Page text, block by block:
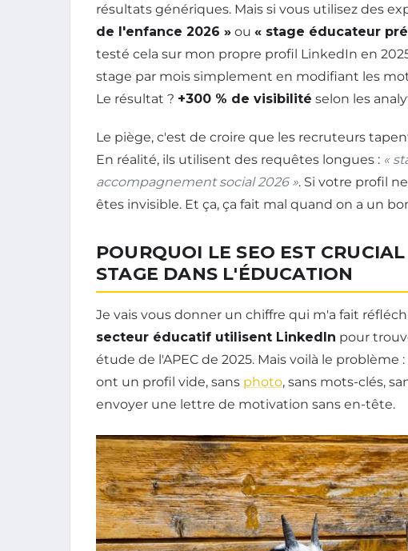
résultats génériques. Mais si vous utilisez des
de l'enfance 2026 » ou « stage éducateur
testé cela sur mon propre profil LinkedIn en
stage par mois simplement en modifiant les
Le résultat ? +300 % de visibilité selon les
Le piège, c'est de croire que les recruteurs
En réalité, ils utilisent des requêtes longues : «
accompagnement social 2026 ». Si votre profil
êtes invisible. Et ça, ça fait mal quand on a un
POURQUOI LE SEO EST
STAGE DANS L'ÉDUCATION
Je vais vous donner un chiffre qui m'a fait
secteur éducatif utilisent LinkedIn pour
étude de l'APEC de 2025. Mais voilà le
ont un profil vide, sans photo, sans mots-clés,
envoyer une lettre de motivation sans en-tête.